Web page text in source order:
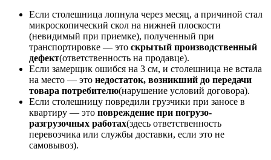
Если столешница лопнула через месяц, а причиной стал
микроскопический скол на нижней плоскости
(невидимый при приемке), полученный при
транспортировке — это скрытый производственный
дефект(ответственность на продавце).
Если замерщик ошибся на 3 см, и столешница не встала
на место — это недостаток, возникший до передачи
товара потребителю(нарушение условий договора).
Если столешницу повредили грузчики при заносе в
квартиру — это повреждение при погрузо-
разгрузочных работах(здесь ответственность
перевозчика или службы доставки, если это не
самовывоз).